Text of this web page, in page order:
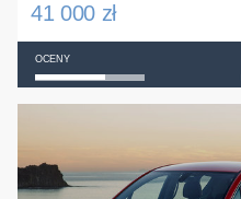
41 000 zł
OCENY